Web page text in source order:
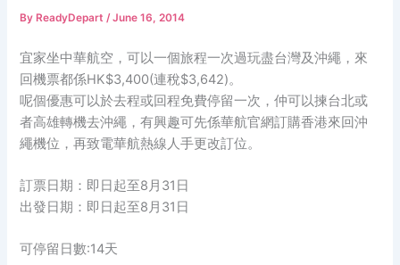
By ReadyDepart/June 16, 2014
宜家坐中華航空，可以一個旅程一次過玩盡台灣及沖繩，來
回機票都係HK$3,400(連稅$3,642)。
呢個優惠可以於去程或回程免費停留一次，仲可以揀台北或
者高雄轉機去沖繩，有興趣可先係華航官網訂購香港來回沖
繩機位，再致電華航熱線人手更改訂位。
訂票日期：即日起至8月31日
出發日期：即日起至8月31日
可停留日數:14天